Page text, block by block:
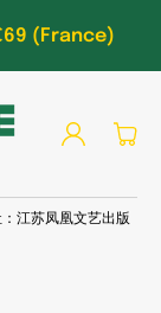
(France)
Log
in
Cart
江苏凤凰文艺出版